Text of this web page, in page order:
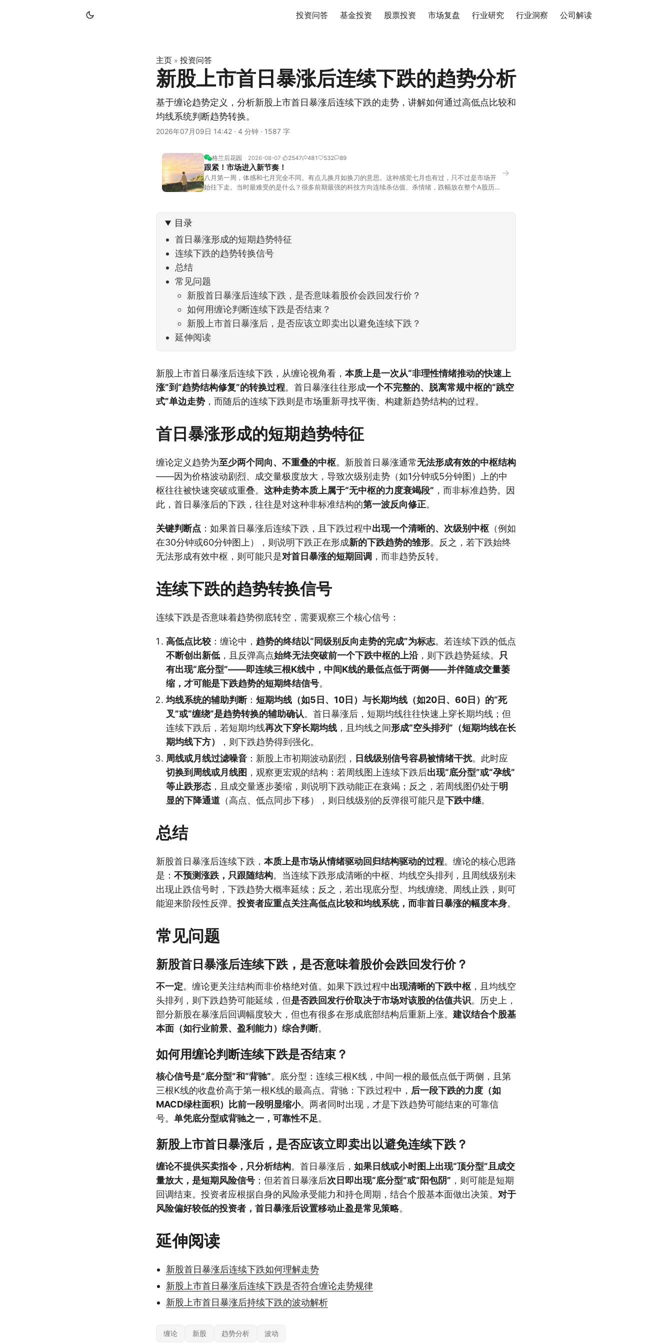
投资问答 基金投资 股票投资 市场复盘 行业研究 行业洞察 公司解读
主页 » 投资问答
新股上市首日暴涨后连续下跌的趋势分析
基于缠论趋势定义，分析新股上市首日暴涨后连续下跌的走势，讲解如何通过高低点比较和
均线系统判断趋势转换。
2026年07月09日 14:42 · 4 分钟 · 1587 字
格兰后花园 2026-08-07 2547 481 532 89
跟紧！市场进入新节奏！
八月第一周，体感和七月完全不同。有点儿换月如换刀的意思。这种感觉七月也有过，只不过是市场开
始往下走。当时最难受的是什么？很多前期最强的科技方向连续杀估值、杀情绪，跌幅放在整个A股历史
→
目录
首日暴涨形成的短期趋势特征
连续下跌的趋势转换信号
总结
常见问题
新股首日暴涨后连续下跌，是否意味着股价会跌回发行价？
如何用缠论判断连续下跌是否结束？
新股上市首日暴涨后，是否应该立即卖出以避免连续下跌？
延伸阅读
新股上市首日暴涨后连续下跌，从缠论视角看， 本质上是一次从“非理性情绪推动的快速上
涨”到“趋势结构修复”的转换过程。首日暴涨往往形成一个不完整的、脱离常规中枢的“跳空
式”单边走势 ，而随后的连续下跌则是市场重新寻找平衡、构建新趋势结构的过程。
首日暴涨形成的短期趋势特征
缠论定义趋势为至少两个同向、不重叠的中枢。新股首日暴涨通常无法形成有效的中枢结构
——因为价格波动剧烈、成交量极度放大，导致次级别走势（如1分钟或5分钟图）上的中
枢往往被快速突破或重叠。 这种走势本质上属于“无中枢的力度衰竭段” ，而非标准趋势。因
此，首日暴涨后的下跌，往往是对这种非标准结构的第一波反向修正。
关键判断点 ：如果首日暴涨后连续下跌，且下跌过程中出现一个清晰的、次级别中枢 （例如
在30分钟或60分钟图上），则说明下跌正在形成新的下跌趋势的雏形。反之，若下跌始终
无法形成有效中枢，则可能只是对首日暴涨的短期回调 ，而非趋势反转。
连续下跌的趋势转换信号
连续下跌是否意味着趋势彻底转空，需要观察三个核心信号：
高低点比较 ：缠论中， 趋势的终结以“同级别反向走势的完成”为标志。若连续下跌的低点
不断创出新低 ，且反弹高点始终无法突破前一个下跌中枢的上沿，则下跌趋势延续。 只
有出现“底分型”——即连续三根K线中，中间K线的最低点低于两侧——并伴随成交量萎
缩，才可能是下跌趋势的短期终结信号。
均线系统的辅助判断： 短期均线（如5日、10日）与长期均线（如20日、60日）的“死
叉”或“缠绕”是趋势转换的辅助确认。首日暴涨后，短期均线往往快速上穿长期均线；但
连续下跌后，若短期均线再次下穿长期均线 ，且均线之间形成“空头排列”（短期均线在长
期均线下方）
，则下跌趋势得到强化。
周线或月线过滤噪音 ：新股上市初期波动剧烈， 日线级别信号容易被情绪干扰。此时应
切换到周线或月线图 ，观察更宏观的结构：若周线图上连续下跌后出现“底分型”或“孕线”
等止跌形态 ，且成交量逐步萎缩，则说明下跌动能正在衰竭；反之，若周线图仍处于明
显的下降通道 （高点、低点同步下移），则日线级别的反弹很可能只是下跌中继。
总结
新股首日暴涨后连续下跌， 本质上是市场从情绪驱动回归结构驱动的过程。缠论的核心思路
是： 不预测涨跌，只跟随结构。当连续下跌形成清晰的中枢、均线空头排列，且周线级别未
出现止跌信号时，下跌趋势大概率延续；反之，若出现底分型、均线缠绕、周线止跌，则可
能迎来阶段性反弹。投资者应重点关注高低点比较和均线系统，而非首日暴涨的幅度本身。
常见问题
新股首日暴涨后连续下跌，是否意味着股价会跌回发行价？
不一定。缠论更关注结构而非价格绝对值。如果下跌过程中出现清晰的下跌中枢 ，且均线空
头排列，则下跌趋势可能延续，但是否跌回发行价取决于市场对该股的估值共识。历史上，
部分新股在暴涨后回调幅度较大，但也有很多在形成底部结构后重新上涨。 建议结合个股基
本面（如行业前景、盈利能力）综合判断。
如何用缠论判断连续下跌是否结束？
核心信号是“底分型”和“背驰”。底分型：连续三根K线，中间一根的最低点低于两侧，且第
三根K线的收盘价高于第一根K线的最高点。背驰：下跌过程中， 后一段下跌的力度（如
MACD绿柱面积）比前一段明显缩小。两者同时出现，才是下跌趋势可能结束的可靠信
号。 单凭底分型或背驰之一，可靠性不足。
新股上市首日暴涨后，是否应该立即卖出以避免连续下跌？
缠论不提供买卖指令，只分析结构。首日暴涨后， 如果日线或小时图上出现“顶分型”且成交
量放大，是短期风险信号 ；但若首日暴涨后次日即出现“底分型”或“阳包阴” ，则可能是短期
回调结束。投资者应根据自身的风险承受能力和持仓周期，结合个股基本面做出决策。 对于
风险偏好较低的投资者，首日暴涨后设置移动止盈是常见策略。
延伸阅读
新股首日暴涨后连续下跌如何理解走势
新股上市首日暴涨后连续下跌是否符合缠论走势规律
新股上市首日暴涨后持续下跌的波动解析
缠论 新股 趋势分析 波动